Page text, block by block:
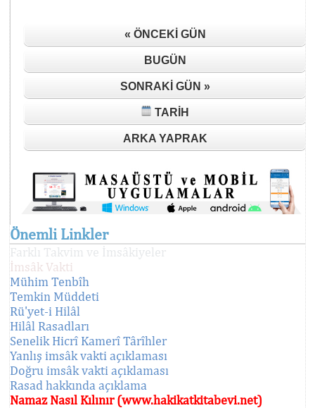
« ÖNCEKI GÜN
BUGÜN
SONRAKI GÜN »
TARIH
ARKA YAPRAK
Önemli Linkler
Farklı Takvim ve İmsâkiyeler
İmsâk Vakti
Mühim Tenbîh
Temkin Müddeti
Rü'yet-i Hilâl
Hilâl Rasadları
Senelik Hicrî Kamerî Târîhler
Yanlış imsâk vakti açıklaması
Doğru imsâk vakti açıklaması
Rasad hakkında açıklama
Namaz Nasıl Kılınır (www.hakikatkitabevi.net)